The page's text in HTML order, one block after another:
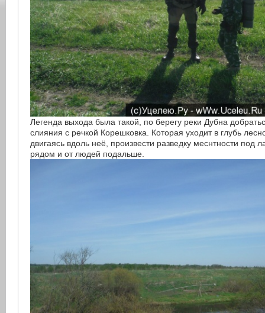
Легенда выхода была такой, по берегу реки Дубна
слияния с речкой Корешковка. Которая уходит в глубь
двигаясь вдоль неё, произвести разведку меснтности под
рядом и от людей подальше.